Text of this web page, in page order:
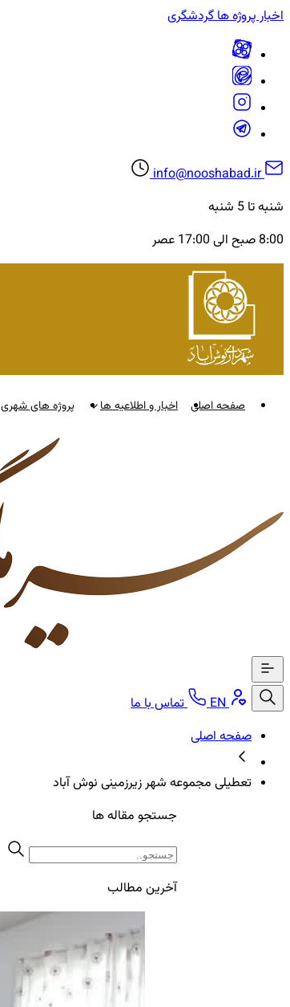
اخبارپروژه هاگردشگری
info@nooshabad.ir
شنبه تا 5 شنبه
8:00 صبح الی 17:00 عصر
صفحه اصلی اخبار و اطلاعیه ها پروژه های شهری
EN
تماس با ما
صفحه اصلی
تعطیلی مجموعه شهر زیرزمینی نوش آباد
جستجو مقاله ها
آخرین مطالب